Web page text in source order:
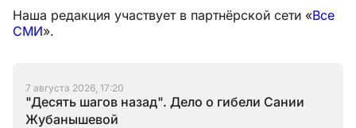
Наша редакция участвует в партнёрской сети «Все
СМИ».
7 августа 2026, 17:20
"Десять шагов назад". Дело о гибели Сании
Жубанышевой